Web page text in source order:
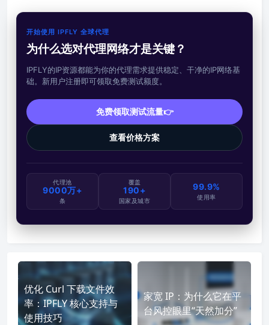
开始使用 IPFLY 全球代理
为什么选对代理网络才是关键？
IPFLY的IP资源都能为你的代理需求提供稳定、干净的IP网络基
础。新用户注册即可领取免费测试额度。
免费领取测试流量👉
查看价格方案
代理池
9000万+
条
覆盖
190+
国家及城市
99.9%
使用率
优化 Curl 下载文件效
率：IPFLY 核心支持与
使用技巧
家宽 IP：为什么它在平
台风控眼里“天然加分”